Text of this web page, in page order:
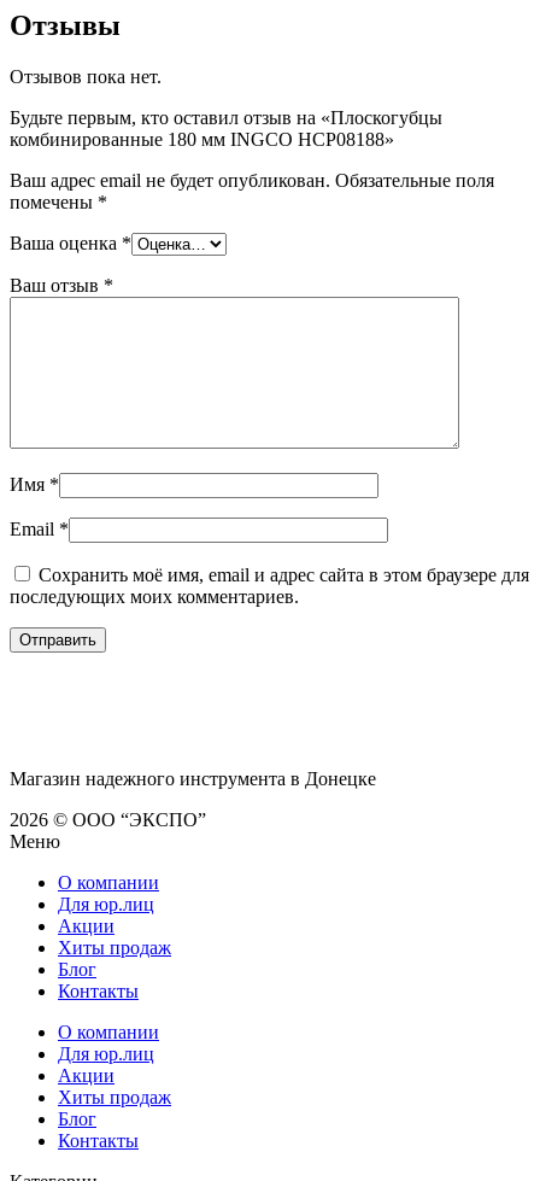
Отзывы
Отзывов пока нет.
Будьте первым, кто оставил отзыв на «Плоскогубцы
комбинированные 180 мм INGCO HCP08188»
Ваш адрес email не будет опубликован. Обязательные поля
помечены *
Ваша оценка *
Ваш отзыв *
Имя *
Email *
Сохранить моё имя, email и адрес сайта в этом браузере для
последующих моих комментариев.
Магазин надежного инструмента в Донецке
2026 © ООО “ЭКСПО”
Меню
О компании
Для юр.лиц
Акции
Хиты продаж
Блог
Контакты
О компании
Для юр.лиц
Акции
Хиты продаж
Блог
Контакты